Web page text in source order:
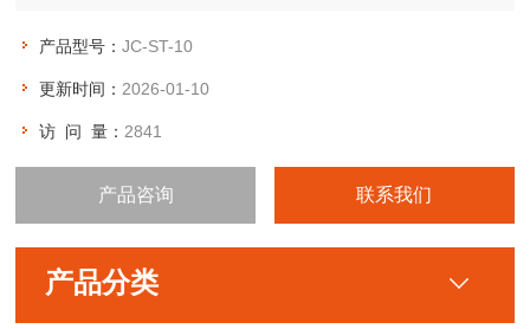
产品型号：JC-ST-10
更新时间： 2026-01-10
访 问 量： 2841
产品咨询 联系我们
产品分类